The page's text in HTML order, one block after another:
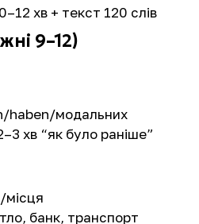
хв + текст 120 слів
9–12)
haben/модальних
хв “як було раніше”
місця
банк, транспорт